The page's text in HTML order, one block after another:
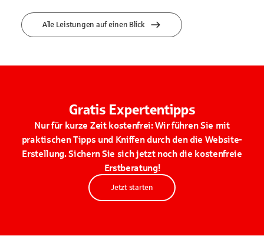
Alle Leistungen auf einen Blick
Gratis Expertentipps
Nur für kurze Zeit kostenfrei: Wir führen Sie mit
praktischen Tipps und Kniffen durch den die Website-
Erstellung. Sichern Sie sich jetzt noch die kostenfreie
Erstberatung!
Jetzt starten